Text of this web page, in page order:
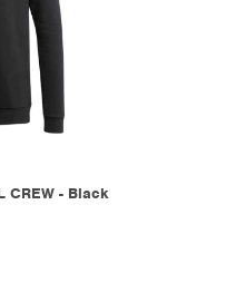
CREW - Black